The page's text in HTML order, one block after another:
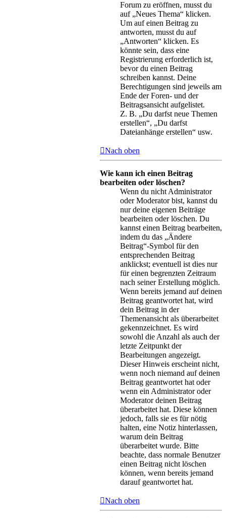
Forum zu eröffnen, musst du
auf „Neues Thema“ klicken.
Um auf einen Beitrag zu
antworten, musst du auf
„Antworten“ klicken. Es
könnte sein, dass eine
Registrierung erforderlich ist,
bevor du einen Beitrag
schreiben kannst. Deine
Berechtigungen sind jeweils am
Ende der Foren- und der
Beitragsansicht aufgelistet.
Z. B. „Du darfst neue Themen
erstellen“, „Du darfst
Dateianhänge erstellen“ usw.
Nach oben
Wie kann ich einen Beitrag
bearbeiten oder löschen?
Wenn du nicht Administrator
oder Moderator bist, kannst du
nur deine eigenen Beiträge
bearbeiten oder löschen. Du
kannst einen Beitrag bearbeiten,
indem du das „Ändere
Beitrag“-Symbol für den
entsprechenden Beitrag
anklickst; eventuell ist dies nur
für einen begrenzten Zeitraum
nach seiner Erstellung möglich.
Wenn bereits jemand auf deinen
Beitrag geantwortet hat, wird
dein Beitrag in der
Themenansicht als überarbeitet
gekennzeichnet. Es wird
sowohl die Anzahl als auch der
letzte Zeitpunkt der
Bearbeitungen angezeigt.
Dieser Hinweis erscheint nicht,
wenn noch niemand auf deinen
Beitrag geantwortet hat oder
wenn ein Administrator oder
Moderator deinen Beitrag
überarbeitet hat. Diese können
jedoch, falls sie es für nötig
halten, eine Notiz hinterlassen,
warum dein Beitrag
überarbeitet wurde. Bitte
beachte, dass normale Benutzer
einen Beitrag nicht löschen
können, wenn bereits jemand
darauf geantwortet hat.
Nach oben